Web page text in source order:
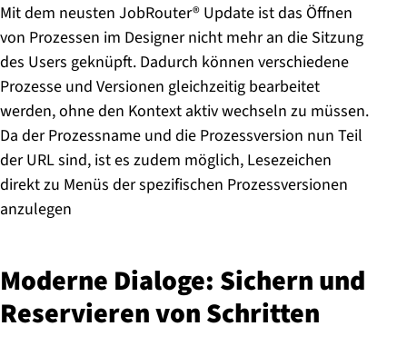
Mit dem neusten JobRouter® Update ist das Öffnen
von Prozessen im Designer nicht mehr an die Sitzung
des Users geknüpft. Dadurch können verschiedene
Prozesse und Versionen gleichzeitig bearbeitet
werden, ohne den Kontext aktiv wechseln zu müssen.
Da der Prozessname und die Prozessversion nun Teil
der URL sind, ist es zudem möglich, Lesezeichen
direkt zu Menüs der spezifischen Prozessversionen
anzulegen
Moderne Dialoge: Sichern und
Reservieren von Schritten